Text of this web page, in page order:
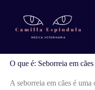
conteúdoO que é:
O que é: Seborreia em cães
A seborreia em cães é